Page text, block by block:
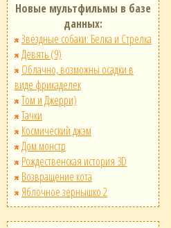
Новые мультфильмы в базе
данных:
Звёздные собаки: Белка и Стрелка
Девять (9)
Облачно, возможны осадки в
виде фрикаделек
Том и Джерри)
Тачки
Космический джэм
Дом монстр
Рождественская история 3D
Возвращение кота
Яблочное зернышко 2